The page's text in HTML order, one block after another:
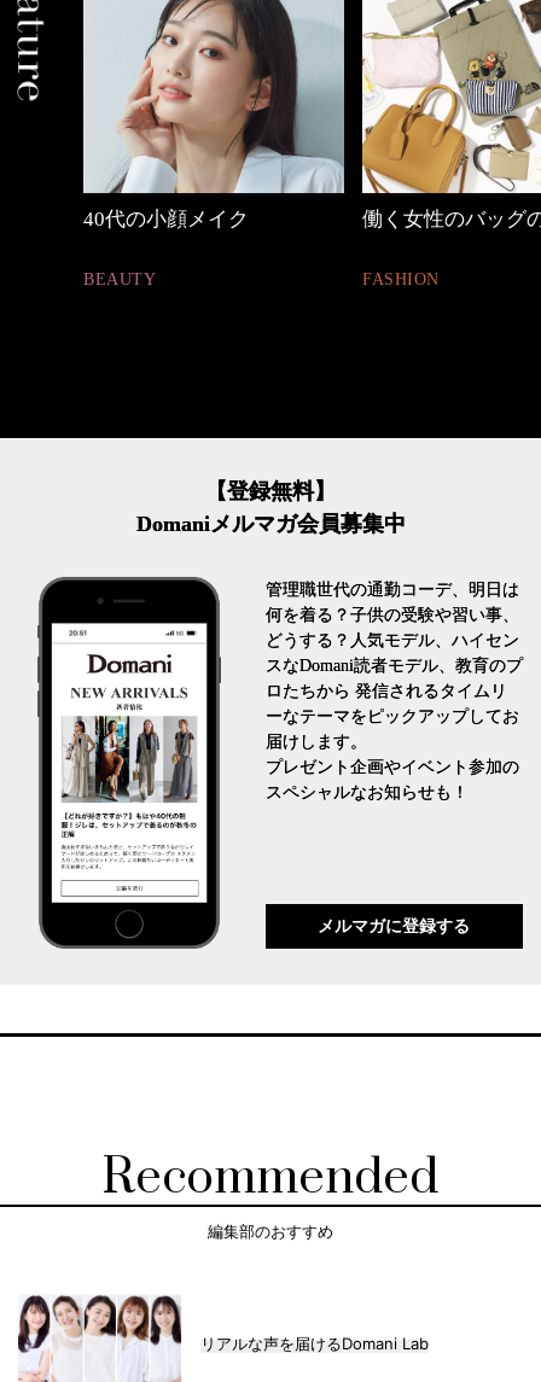
40代の小顔メイク
BEAUTY
働く女性のバッグ
FASHION
【登録無料】
Domaniメルマガ会員募集中
管理職世代の通勤コーデ、明日は
何を着る？子供の受験や習い事、
どうする？人気モデル、ハイセン
スなDomani読者モデル、教育のプ
ロたちから 発信されるタイムリ
ーなテーマをピックアップしてお
届けします。
プレゼント企画やイベント参加の
スペシャルなお知らせも！
メルマガに登録する
Recommended
編集部のおすすめ
リアルな声を届けるDomani Lab